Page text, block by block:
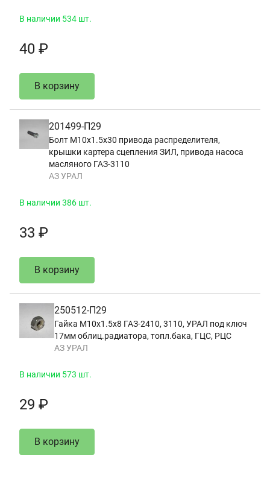
В наличии 534 шт.
40 ₽
В корзину
201499-П29
Болт М10х1.5х30 привода распределителя,
крышки картера сцепления ЗИЛ, привода насоса
масляного ГАЗ-3110
АЗ УРАЛ
В наличии 386 шт.
33 ₽
В корзину
250512-П29
Гайка М10х1.5х8 ГАЗ-2410, 3110, УРАЛ под ключ
17мм облиц.радиатора, топл.бака, ГЦС, РЦС
АЗ УРАЛ
В наличии 573 шт.
29 ₽
В корзину